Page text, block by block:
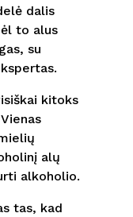
dalis
to alus
su
kitoks
alų
alkoholio.
tas, kad